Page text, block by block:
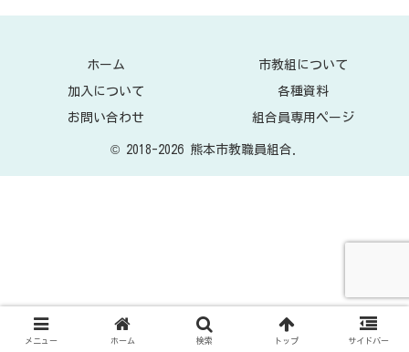
ホーム 市教組について
加入について 各種資料
お問い合わせ 組合員専用ページ
© 2018-2026 熊本市教職員組合.
メニュー ホーム 検索 トップ サイドバー